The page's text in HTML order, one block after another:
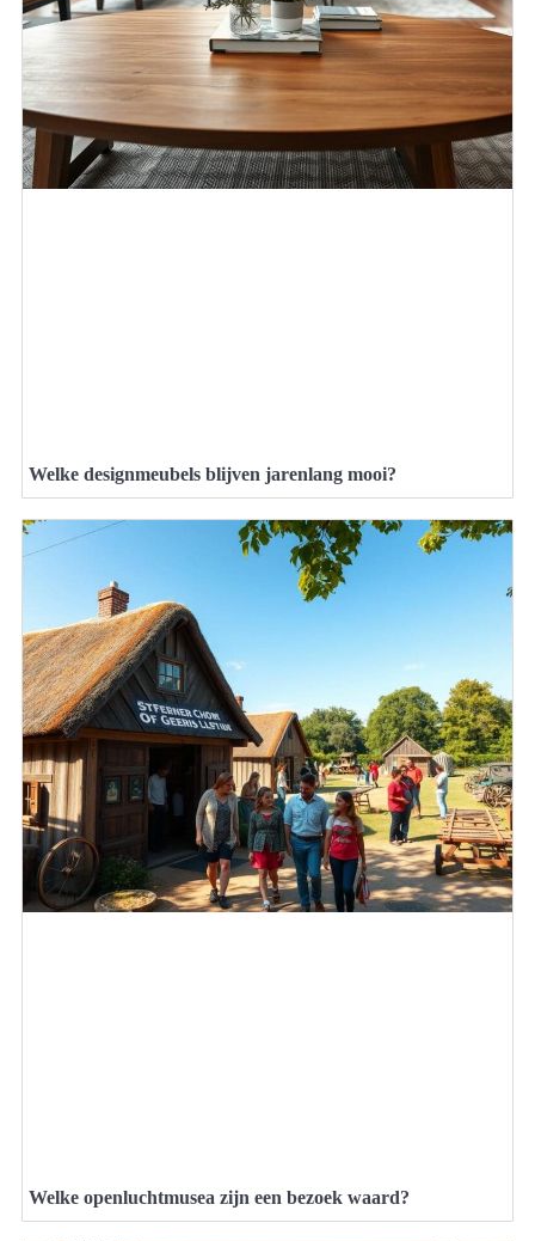
Welke designmeubels blijven jarenlang mooi?
Welke openluchtmusea zijn een bezoek waard?